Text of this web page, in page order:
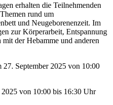
erhalten die Teilnehmenden
rund um
und Neugeborenenzeit. Im
zur Körperarbeit, Entspannung
der Hebamme und anderen
September 2025 von 10:00
von 10:00 bis 16:30 Uhr